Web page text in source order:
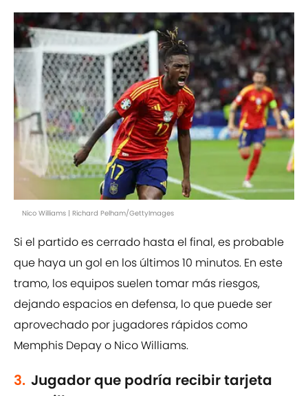
Nico Williams | Richard Pelham/GettyImages
Si el partido es cerrado hasta el final, es probable
que haya un gol en los últimos 10 minutos. En este
tramo, los equipos suelen tomar más riesgos,
dejando espacios en defensa, lo que puede ser
aprovechado por jugadores rápidos como
Memphis Depay o Nico Williams.
3. Jugador que podría recibir tarjeta